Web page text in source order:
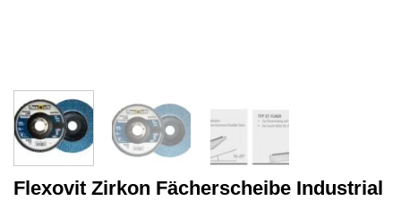
Flexovit Zirkon Fächerscheibe Industrial